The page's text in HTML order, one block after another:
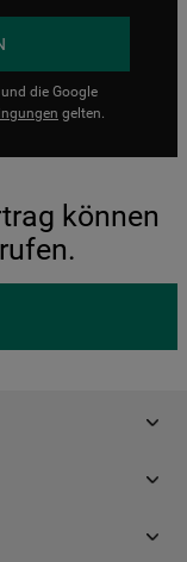
die Google
gelten.
können